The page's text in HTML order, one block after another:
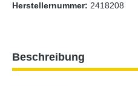
Herstellernummer: 2418208
Beschreibung